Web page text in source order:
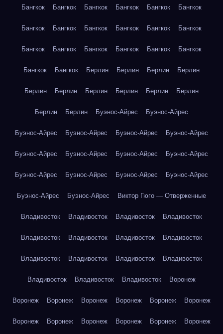
Бангкок Бангкок Бангкок Бангкок Бангкок Бангкок
Бангкок Бангкок Бангкок Бангкок Бангкок Бангкок
Бангкок Бангкок Бангкок Бангкок Бангкок Бангкок
Бангкок Бангкок Берлин Берлин Берлин Берлин
Берлин Берлин Берлин Берлин Берлин Берлин
Берлин Берлин Буэнос-Айрес Буэнос-Айрес
Буэнос-Айрес Буэнос-Айрес Буэнос-Айрес Буэнос-Айрес
Буэнос-Айрес Буэнос-Айрес Буэнос-Айрес Буэнос-Айрес
Буэнос-Айрес Буэнос-Айрес Буэнос-Айрес Буэнос-Айрес
Буэнос-Айрес Буэнос-Айрес Виктор Гюго — Отверженные
Владивосток Владивосток Владивосток Владивосток
Владивосток Владивосток Владивосток Владивосток
Владивосток Владивосток Владивосток Владивосток
Владивосток Владивосток Владивосток Воронеж
Воронеж Воронеж Воронеж Воронеж Воронеж Воронеж
Воронеж Воронеж Воронеж Воронеж Воронеж Воронеж